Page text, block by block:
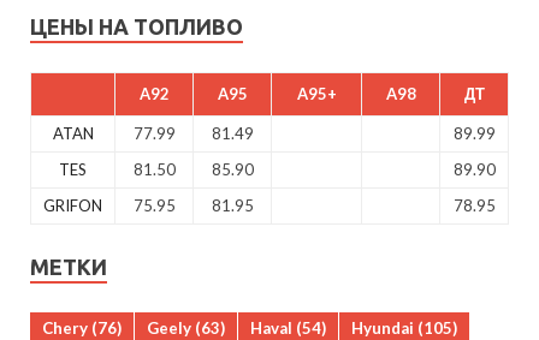
ЦЕНЫ НА ТОПЛИВО
A92 A95 A95+ A98 ДТ
ATAN 77.99 81.49
89.99
TES
81.50 85.90
89.90
GRIFON
75.95 81.95 78.95
МЕТКИ
Chery (76) Geely (63) Haval (54) Hyundai (105)